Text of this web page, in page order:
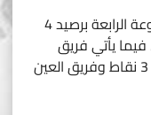
جدير بالذكر أن الزعيم يحتل صدارة المجموعة الرابعة برصيد 4
يأتي فريق
سيباهان الايراني في المركز الثالث برصيد 3 نقاط وفريق العين